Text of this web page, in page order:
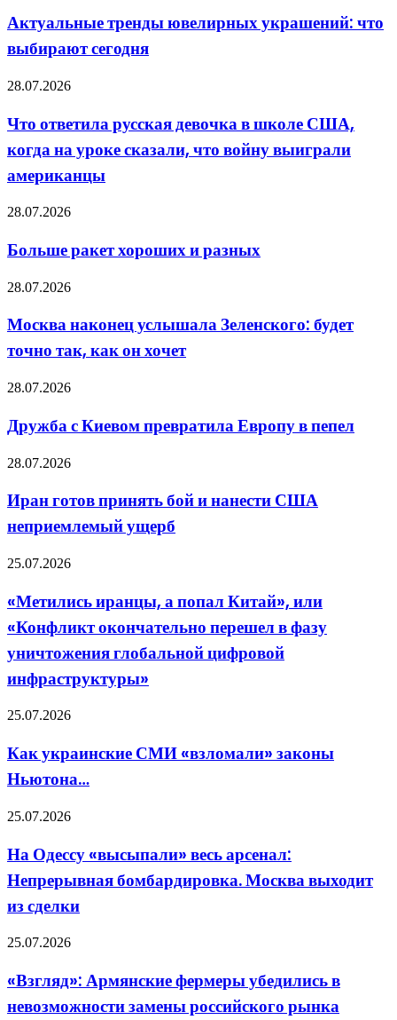
задач
подходит
ювелирных
украшений:
что
сегодня
Актуальные тренды ювелирных украшений: что
выбирают сегодня
Что
русская
девочка
в
США,
на
сказали,
что
выиграли
28.07.2026
Что ответила русская девочка в школе США,
когда на уроке сказали, что войну выиграли
американцы
Больше
хороших
и
28.07.2026
Больше ракет хороших и разных
Москва
услышала
Зеленского:
будет
так,
хочет
28.07.2026
Москва наконец услышала Зеленского: будет
точно так, как он хочет
Дружба
Киевом
превратила
в
28.07.2026
Дружба с Киевом превратила Европу в пепел
Иран
принять
бой
и
США
28.07.2026
Иран готов принять бой и нанести США
неприемлемый ущерб
«Метились
попал
Китай»,
«Конфликт
окончательно
перешел
фазу
глобальной
цифровой
инфраструктуры»
25.07.2026
«Метились иранцы, а попал Китай», или
«Конфликт окончательно перешел в фазу
уничтожения глобальной цифровой
инфраструктуры»
Как
СМИ
«взломали»
законы
25.07.2026
Как украинские СМИ «взломали» законы
Ньютона…
На
«высыпали»
весь
арсенал:
бомбардировка.
выходит
сделки
25.07.2026
На Одессу «высыпали» весь арсенал:
Непрерывная бомбардировка. Москва выходит
из сделки
«Взгляд»:
фермеры
убедились
в
25.07.2026
«Взгляд»: Армянские фермеры убедились в
невозможности замены российского рынка